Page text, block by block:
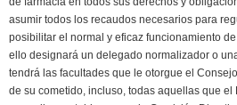
asumir todos los recaudos necesarios para
posibilitar el normal y eficaz funcionamiento
ello designará un delegado normalizador o
tendrá las facultades que le otorgue el
de su cometido, incluso, todas aquellas que el